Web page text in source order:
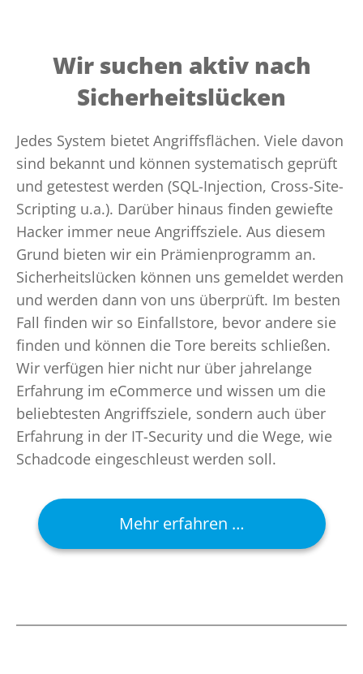
Wir suchen aktiv nach
Sicherheitslücken
Jedes System bietet Angriffsflächen. Viele davon
sind bekannt und können systematisch geprüft
und getestest werden (SQL-Injection, Cross-Site-
Scripting u.a.). Darüber hinaus finden gewiefte
Hacker immer neue Angriffsziele. Aus diesem
Grund bieten wir ein Prämienprogramm an.
Sicherheitslücken können uns gemeldet werden
und werden dann von uns überprüft. Im besten
Fall finden wir so Einfallstore, bevor andere sie
finden und können die Tore bereits schließen.
Wir verfügen hier nicht nur über jahrelange
Erfahrung im eCommerce und wissen um die
beliebtesten Angriffsziele, sondern auch über
Erfahrung in der IT-Security und die Wege, wie
Schadcode eingeschleust werden soll.
Mehr erfahren …